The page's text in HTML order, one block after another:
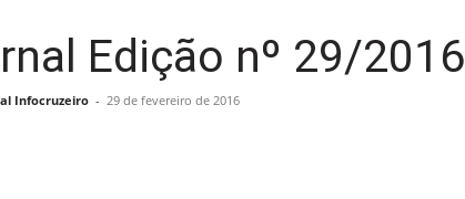
Edição nº 29/2016
Infocruzeiro - 29 de fevereiro de 2016